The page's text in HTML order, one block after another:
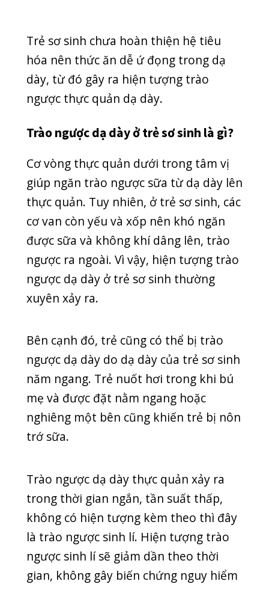
Cơ vòng thực quản dưới trong tâm vị
giúp ngăn trào ngược sữa từ dạ dày lên
thực quản. Tuy nhiên, ở trẻ sơ sinh, các
cơ van còn yếu và xốp nên khó ngăn
được sữa và không khí dâng lên, trào
ngược dạ dày ở trẻ sơ sinh thường
Bên cạnh đó, trẻ cũng có thể bị trào
ngược dạ dày do dạ dày của trẻ sơ sinh
năm ngang. Trẻ nuốt hơi trong khi bú
mẹ và được đặt nằm ngang hoặc
nghiêng một bên cũng khiến trẻ bị nôn
trớ sữa.
Trào ngược dạ dày thực quản xảy ra
là trào ngược sinh lí. Hiện tượng trào
ngược sinh lí sẽ giảm dần theo thời
gian, không gây biến chứng nguy hiểm
nào.
Tuy nhiên, nếu hiện tượng trào ngược
dạ dày thực quản xảy ra thường xuyên,
nhiều mức độ thì đây là trào ngược dạ
dày bệnh lí. Trào ngược dạ dày bệnh lí
khiến trẻ chậm lên cân, gầy gò, biếng
ăn, bị khò khè, viêm phổi kéo dài… Khi
đó, ba mẹ cần đưa trẻ đến phòng
khám uy tín để bác sĩ chẩn đoán, đưa
ra hướng điều trị kịp thời.